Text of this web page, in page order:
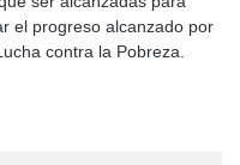
el progreso alcanzado por
contra la Pobreza.